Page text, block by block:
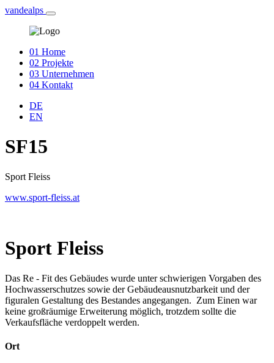
vandealps
01 Home
02 Projekte
03 Unternehmen
04 Kontakt
DE
EN
SF15
Sport Fleiss
www.sport-fleiss.at
Sport Fleiss
Das Re - Fit des Gebäudes wurde unter schwierigen Vorgaben des
Hochwasserschutzes sowie der Gebäudeausnutzbarkeit und der
figuralen Gestaltung des Bestandes angegangen. Zum Einen war
keine großräumige Erweiterung möglich, trotzdem sollte die
Verkaufsfläche verdoppelt werden.
Ort